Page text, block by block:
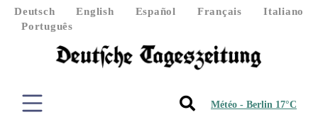
Deutsch English Español Français
Italiano
Português
Météo - Berlin 17°C